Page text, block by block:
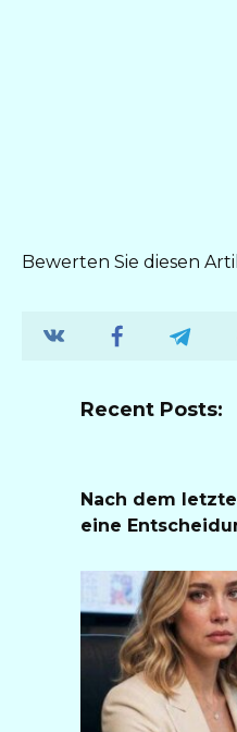
Bewerten Sie diesen
Recent Posts:
Nach dem
eine